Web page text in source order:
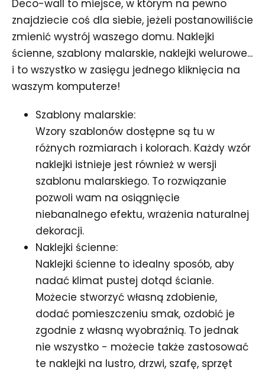
Deco-wall to miejsce, w którym na pewno
znajdziecie coś dla siebie, jeżeli postanowiliście
zmienić wystrój waszego domu. Naklejki
ścienne, szablony malarskie, naklejki welurowe...
i to wszystko w zasięgu jednego kliknięcia na
waszym komputerze!
Szablony malarskie:
Wzory szablonów dostępne są tu w
różnych rozmiarach i kolorach. Każdy wzór
naklejki istnieje jest również w wersji
szablonu malarskiego. To rozwiązanie
pozwoli wam na osiągnięcie
niebanalnego efektu, wrażenia naturalnej
dekoracji.
Naklejki ścienne:
Naklejki ścienne to idealny sposób, aby
nadać klimat pustej dotąd ścianie.
Możecie stworzyć własną zdobienie,
dodać pomieszczeniu smak, ozdobić je
zgodnie z własną wyobraźnią. To jednak
nie wszystko - możecie także zastosować
te naklejki na lustro, drzwi, szafę, sprzęt